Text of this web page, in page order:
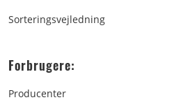
Sorteringsvejledning
Forbrugere:
Producenter